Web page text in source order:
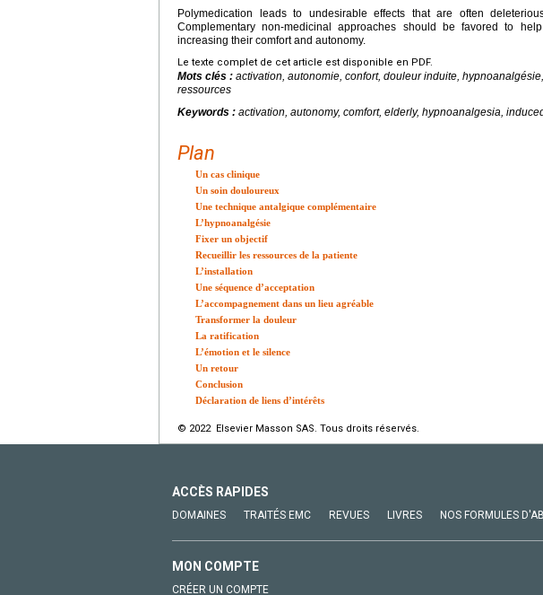
Polymedication leads to undesirable effects that are often
Complementary non-medicinal approaches should be favored to
increasing their comfort and autonomy.
Le texte complet de cet article est disponible en PDF.
Mots clés : activation, autonomie, confort, douleur induite,
ressources
Keywords : activation, autonomy, comfort, elderly, hypnoanalgesia,
Plan
Un cas clinique
Un soin douloureux
Une technique antalgique complémentaire
L’hypnoanalgésie
Fixer un objectif
Recueillir les ressources de la patiente
L’installation
Une séquence d’acceptation
L’accompagnement dans un lieu agréable
Transformer la douleur
La ratification
L’émotion et le silence
Un retour
Conclusion
Déclaration de liens d’intérêts
© 2022 Elsevier Masson SAS. Tous droits réservés.
ACCÈS RAPIDES
DOMAINES TRAITÉS EMC REVUES LIVRES NOS FORMULES
MON COMPTE
CRÉER UN COMPTE